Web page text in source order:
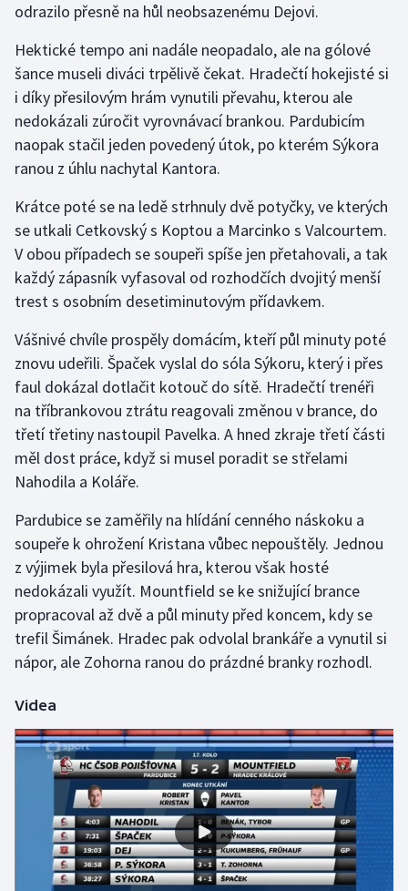
Moderní pětiboj
Motorsport
Olympijské hry
Parasport
Plážový volejbal
Ragby
Rychlostní kanoistika
Short track
Sportovní střelba
Triatlon
Veslování
Vodní slalom
Volejbal
Ostatní
odrazilo přesně na hůl neobsazenému Dejovi.
Hektické tempo ani nadále neopadalo, ale na gólové
šance museli diváci trpělivě čekat. Hradečtí hokejisté si
i díky přesilovým hrám vynutili převahu, kterou ale
nedokázali zúročit vyrovnávací brankou. Pardubicím
naopak stačil jeden povedený útok, po kterém Sýkora
ranou z úhlu nachytal Kantora.
Krátce poté se na ledě strhnuly dvě potyčky, ve kterých
se utkali Cetkovský s Koptou a Marcinko s Valcourtem.
V obou případech se soupeři spíše jen přetahovali, a tak
každý zápasník vyfasoval od rozhodčích dvojitý menší
trest s osobním desetiminutovým přídavkem.
Vášnivé chvíle prospěly domácím, kteří půl minuty poté
znovu udeřili. Špaček vyslal do sóla Sýkoru, který i přes
faul dokázal dotlačit kotouč do sítě. Hradečtí trenéři
na tříbrankovou ztrátu reagovali změnou v brance, do
třetí třetiny nastoupil Pavelka. A hned zkraje třetí části
měl dost práce, když si musel poradit se střelami
Nahodila a Koláře.
Pardubice se zaměřily na hlídání cenného náskoku a
soupeře k ohrožení Kristana vůbec nepouštěly. Jednou
z výjimek byla přesilová hra, kterou však hosté
nedokázali využít. Mountfield se ke snižující brance
propracoval až dvě a půl minuty před koncem, kdy se
trefil Šimánek. Hradec pak odvolal brankáře a vynutil si
nápor, ale Zohorna ranou do prázdné branky rozhodl.
Videa